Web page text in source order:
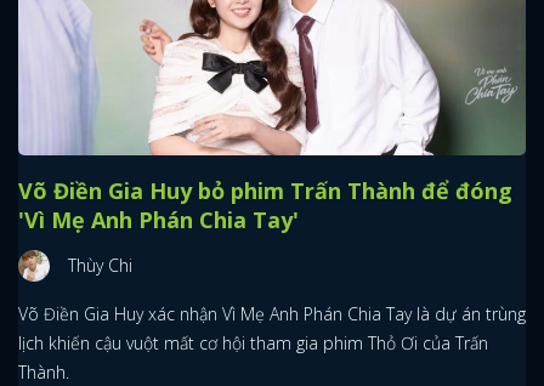
Võ Điền Gia Huy bỏ phim Trấn Thành để đóng
'Vì Mẹ Anh Phán Chia Tay'
Thùy Chi
Võ Điền Gia Huy xác nhận Vì Mẹ Anh Phán Chia Tay là dự án trùng
lịch khiến cậu vuột mất cơ hội tham gia phim Thỏ Ơi của Trấn
Thành.